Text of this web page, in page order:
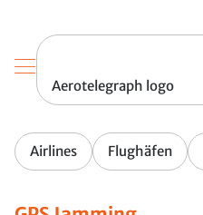
Aerotelegraph logo
Airlines Flughäfen